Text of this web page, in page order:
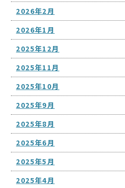
2026年2月
2026年1月
2025年12月
2025年11月
2025年10月
2025年9月
2025年8月
2025年6月
2025年5月
2025年4月